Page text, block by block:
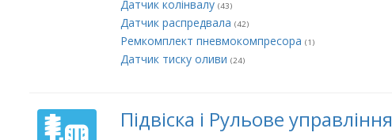
Датчик колінвалу (43)
Датчик распредвала (42)
Ремкомплект пневмокомпресора (1)
Датчик тиску оливи (24)
Підвіска і Рульове управління